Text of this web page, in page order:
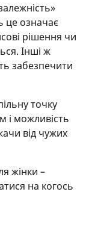
це означає
рішення чи
Інші ж
забезпечити
точку
і можливість
від чужих
жінки –
на когось